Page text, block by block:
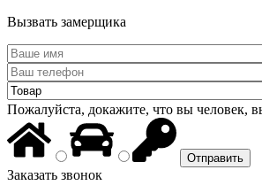
Вызвать замерщика
Пожалуйста, докажите, что вы человек,
Заказать звонок